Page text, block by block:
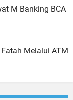
M Banking BCA
Fatah Melalui ATM